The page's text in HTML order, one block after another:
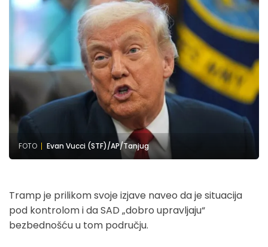
FOTO Evan Vucci (STF)/AP/Tanjug
Tramp je prilikom svoje izjave naveo da je situacija
pod kontrolom i da SAD „dobro upravljaju“
bezbednošću u tom području.